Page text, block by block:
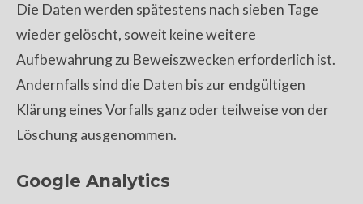
Die Daten werden spätestens nach sieben Tage
wieder gelöscht, soweit keine weitere
Aufbewahrung zu Beweiszwecken erforderlich ist.
Andernfalls sind die Daten bis zur endgültigen
Klärung eines Vorfalls ganz oder teilweise von der
Löschung ausgenommen.
Google Analytics